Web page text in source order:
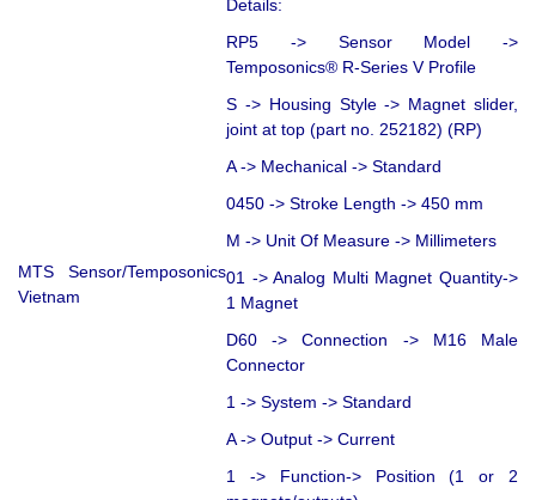
MTS Sensor/Temposonics
Vietnam
Details:
RP5 -> Sensor Model ->
Temposonics® R-Series V Profile
S -> Housing Style -> Magnet slider,
joint at top (part no. 252182) (RP)
A -> Mechanical -> Standard
0450 -> Stroke Length -> 450 mm
M -> Unit Of Measure -> Millimeters
01 -> Analog Multi Magnet Quantity->
1 Magnet
D60 -> Connection -> M16 Male
Connector
1 -> System -> Standard
A -> Output -> Current
1 -> Function-> Position (1 or 2